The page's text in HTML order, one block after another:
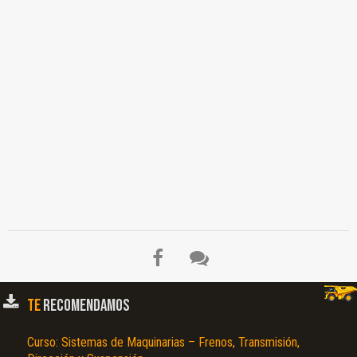
TERECOMENDAMOS
Curso: Sistemas de Maquinarias – Frenos, Transmisión,